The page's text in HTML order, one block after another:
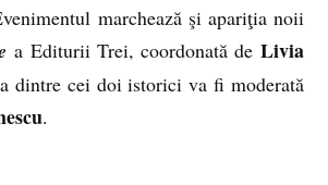
marchează şi apariţia noii
a Editurii Trei, coordonată de Livia
dintre cei doi istorici va fi moderată
.